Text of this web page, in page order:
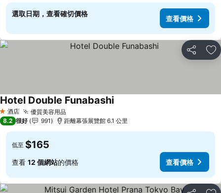
選取日期，查看確切價格
查看價格
分享 放
1 星級
酒店 優質美容用品
Hotel Double Funabashi
8.2 很好 991 距離幕張展覽館 6.1 公里
低至 $165
查看 12 個網站的價格 查看價格